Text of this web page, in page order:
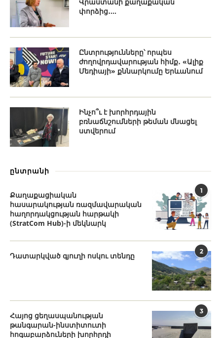
փորձից․...
Ընտրությունները՝ որպես
ժողովրդավարության հիմք․ «Ալիք
Մեդիայի» քննարկումը Երևանում
Ինչո՞ւ է խորհրդային
բռնաճնշումների թեման մնացել
ստվերում
ընտրանի
1
Քաղաքացիական
հասարակության ռազմավարական
հաղորդակցության հարթակի
(StratCom Hub)-ի մեկնարկ
2
Դատարկված գյուղի ոսկու տենդը
3
Հայոց ցեղասպանության
թանգարան-ինստիտուտի
հոգաբարձուների խորհրդի